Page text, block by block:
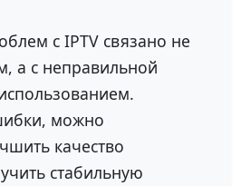
с IPTV связано не
а с неправильной
можно
качество
стабильную